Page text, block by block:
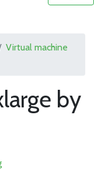
Virtual machine
by